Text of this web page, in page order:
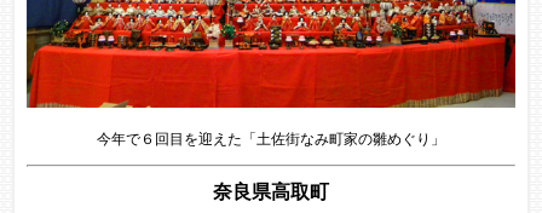
今年で６回目を迎えた「土佐街なみ町家の雛めぐり」
奈良県高取町